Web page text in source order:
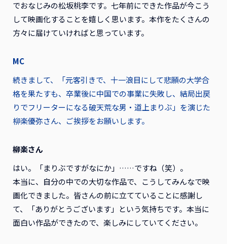
でおなじみの松坂桃李です。七年前にできた作品が今こう
して映画化することを嬉しく思います。本作をたくさんの
方々に届けていければと思っています。
MC
続きまして、「元客引きで、十一浪目にして悲願の大学合
格を果たすも、卒業後に中国での事業に失敗し、結局出戻
りでフリーターになる破天荒な男・道上まりぶ」を演じた
柳楽優弥さん、ご挨拶をお願いします。
柳楽さん
はい。「まりぶですがなにか」……ですね（笑）。
本当に、自分の中での大切な作品で、こうしてみんなで映
画化できました。皆さんの前に立てていることに感謝し
て、「ありがとうございます」という気持ちです。本当に
面白い作品ができたので、楽しみにしていてください。